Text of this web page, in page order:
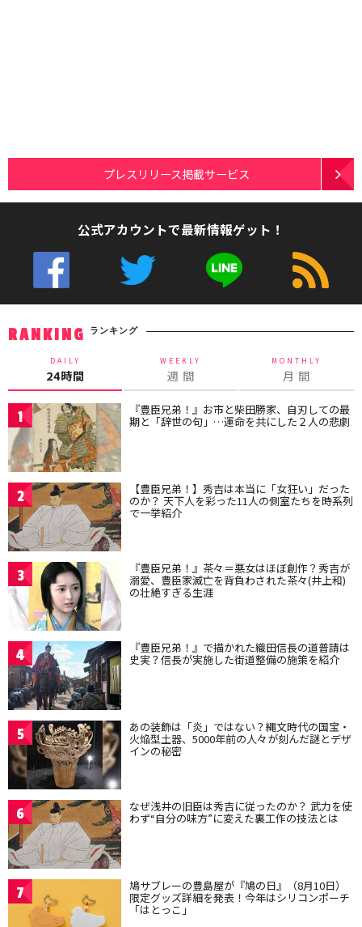
プレスリリース掲載サービス
公式アカウントで最新情報ゲット！
RANKING ランキング
DAILY
24時間
WEEKLY
週 間
MONTHLY
月 間
1 『豊臣兄弟！』お市と柴田勝家、自刃しての最
期と「辞世の句」…運命を共にした２人の悲劇
2 【豊臣兄弟！】秀吉は本当に「女狂い」だった
のか？ 天下人を彩った11人の側室たちを時系列
で一挙紹介
3 『豊臣兄弟！』茶々＝悪女はほぼ創作？秀吉が
溺愛、豊臣家滅亡を背負わされた茶々(井上和)
の壮絶すぎる生涯
4 『豊臣兄弟！』で描かれた織田信長の道普請は
史実？信長が実施した街道整備の施策を紹介
5 あの装飾は「炎」ではない？縄文時代の国宝・
火焔型土器、5000年前の人々が刻んだ謎とデザ
インの秘密
6 なぜ浅井の旧臣は秀吉に従ったのか？ 武力を使
わず“自分の味方”に変えた裏工作の技法とは
7 鳩サブレーの豊島屋が『鳩の日』（8月10日）
限定グッズ詳細を発表！今年はシリコンポーチ
「はとっこ」